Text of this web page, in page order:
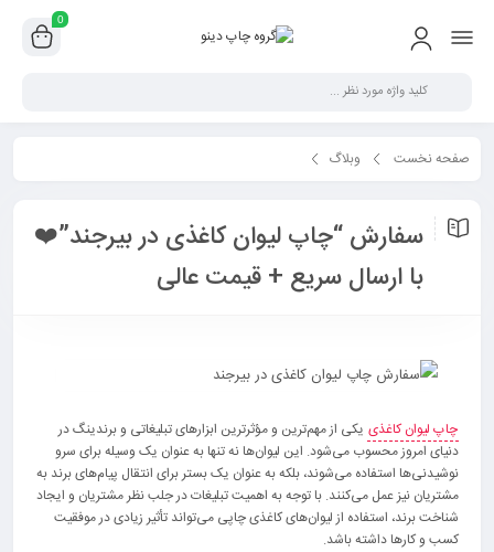
0
صفحه نخست وبلاگ
سفارش “چاپ لیوان کاغذی در بیرجند”❤️
با ارسال سریع + قیمت عالی
چاپ لیوان کاغذی یکی از مهم‌ترین و مؤثرترین ابزارهای تبلیغاتی و برندینگ در
دنیای امروز محسوب می‌شود. این لیوان‌ها نه تنها به عنوان یک وسیله برای سرو
نوشیدنی‌ها استفاده می‌شوند، بلکه به عنوان یک بستر برای انتقال پیام‌های برند به
مشتریان نیز عمل می‌کنند. با توجه به اهمیت تبلیغات در جلب نظر مشتریان و ایجاد
شناخت برند، استفاده از لیوان‌های کاغذی چاپی می‌تواند تأثیر زیادی در موفقیت
کسب و کارها داشته باشد.